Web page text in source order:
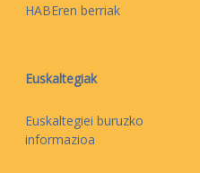
HABEren berriak
Euskaltegiak
Euskaltegiei buruzko
informazioa